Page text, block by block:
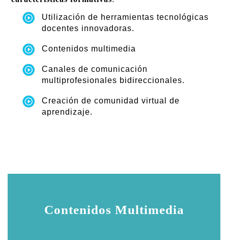
Utilización de herramientas tecnológicas
docentes innovadoras.
Contenidos multimedia
Canales de comunicación
multiprofesionales bidireccionales.
Creación de comunidad virtual de
aprendizaje.
Contenidos Multimedia